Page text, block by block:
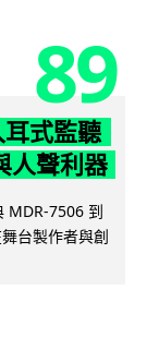
89
式監聽
人聲利器
MDR-7506 到
台製作者與創